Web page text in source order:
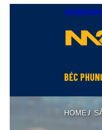
ADVANCED
BÉC PHUN
Béc
HOME /